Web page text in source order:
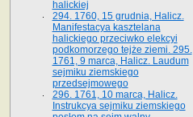
halickiej
294. 1760, 15 grudnia, Halicz.
Manifestacya kasztelana
halickiego przeciwko elekcyi
podkomorzego tejże ziemi. 295.
1761, 9 marca, Halicz. Laudum
sejmiku ziemskiego
przedsejmowego
296. 1761, 10 marca, Halicz.
Instrukcya sejmiku ziemskiego